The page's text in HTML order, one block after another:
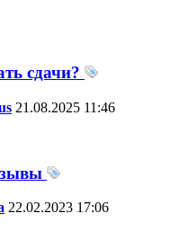
сдачи?
21.08.2025 11:46
22.02.2023 17:06